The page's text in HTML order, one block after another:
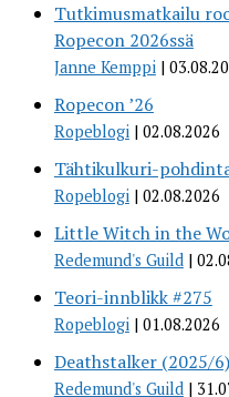
Tutkimusmatkailu
Ropecon 2026ssä
Janne Kemppi
Ropecon ’26
Ropeblogi 02.08.2026
Tähtikulkuri-
Ropeblogi 02.08.2026
Little Witch in the
Redemund's Guild
Teori-innblikk #275
Ropeblogi 01.08.2026
Deathstalker (2025/
Redemund's Guild